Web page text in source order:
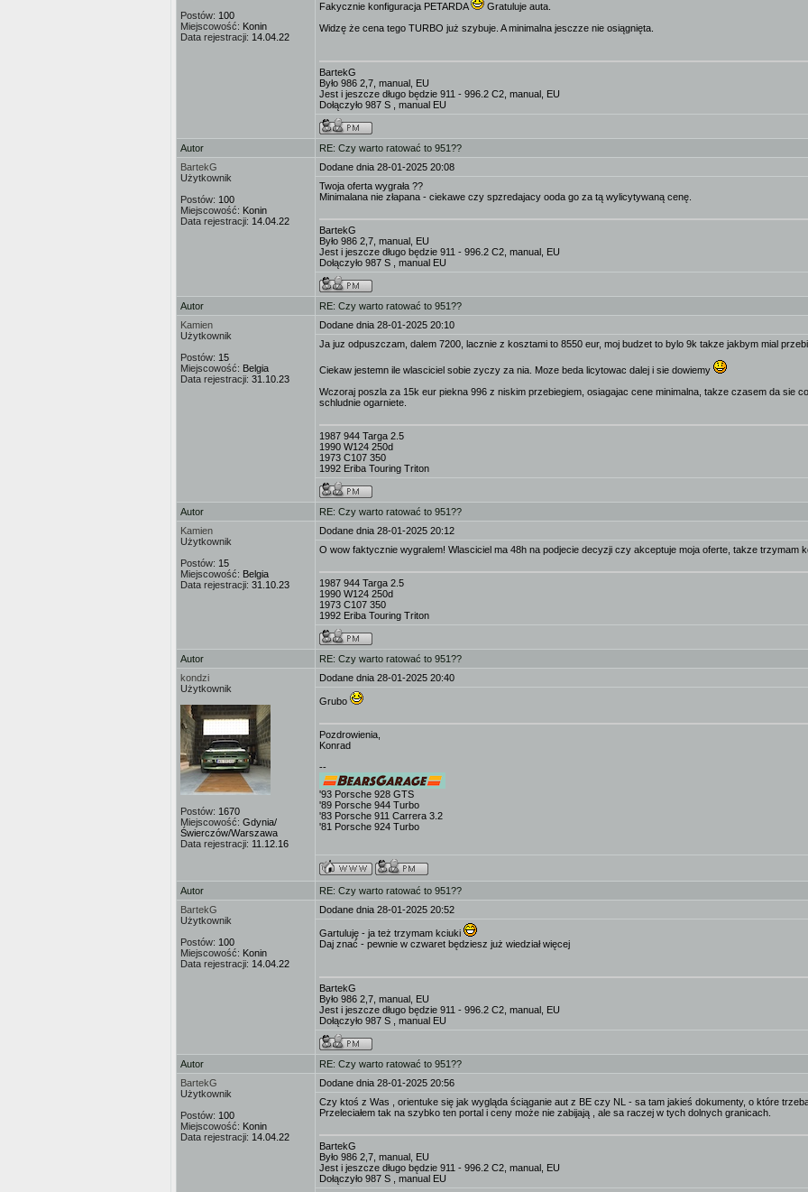
Postów: 100
Miejscowość: Konin
Data rejestracji: 14.04.22
Fakycznie konfiguracja PETARDA
Gratuluje auta.
Widzę że cena tego TURBO już szybuje. A minimalna jesczze nie osiągnięta.
BartekG
Było 986 2,7, manual, EU
Jest i jeszcze długo będzie 911 - 996.2 C2, manual, EU
Dołączyło 987 S , manual EU
Autor
RE: Czy warto ratować to 951??
BartekG
Użytkownik
Postów: 100
Miejscowość: Konin
Data rejestracji: 14.04.22
Dodane dnia 28-01-2025 20:08
Twoja oferta wygrała ??
Minimalana nie złapana - ciekawe czy spzredajacy ooda go za tą wylicytywaną cenę.
BartekG
Było 986 2,7, manual, EU
Jest i jeszcze długo będzie 911 - 996.2 C2, manual, EU
Dołączyło 987 S , manual EU
Autor
RE: Czy warto ratować to 951??
Kamien
Użytkownik
Postów: 15
Miejscowość: Belgia
Data rejestracji: 31.10.23
Dodane dnia 28-01-2025 20:10
Ja juz odpuszczam, dalem 7200, lacznie z kosztami to 8550 eur, moj budzet to bylo 9k takze jakbym mial
Ciekaw jestemn ile wlasciciel sobie zyczy za nia. Moze beda licytowac dalej i sie dowiemy
Wczoraj poszla za 15k eur piekna 996 z niskim przebiegiem, osiagajac cene minimalna, takze czasem da sie
schludnie ogarniete.
1987 944 Targa 2.5
1990 W124 250d
1973 C107 350
1992 Eriba Touring Triton
Autor
RE: Czy warto ratować to 951??
Kamien
Użytkownik
Postów: 15
Miejscowość: Belgia
Data rejestracji: 31.10.23
Dodane dnia 28-01-2025 20:12
O wow faktycznie wygralem! Wlasciciel ma 48h na podjecie decyzji czy akceptuje moja oferte, takze trzymam
1987 944 Targa 2.5
1990 W124 250d
1973 C107 350
1992 Eriba Touring Triton
Autor
RE: Czy warto ratować to 951??
kondzi
Użytkownik
Postów: 1670
Miejscowość: Gdynia/
Świerczów/Warszawa
Data rejestracji: 11.12.16
Dodane dnia 28-01-2025 20:40
Grubo
Pozdrowienia,
Konrad
--
'93 Porsche 928 GTS
'89 Porsche 944 Turbo
'83 Porsche 911 Carrera 3.2
'81 Porsche 924 Turbo
Autor
RE: Czy warto ratować to 951??
BartekG
Użytkownik
Postów: 100
Miejscowość: Konin
Data rejestracji: 14.04.22
Dodane dnia 28-01-2025 20:52
Gartuluję - ja też trzymam kciuki
Daj znać - pewnie w czwaret będziesz już wiedział więcej
BartekG
Było 986 2,7, manual, EU
Jest i jeszcze długo będzie 911 - 996.2 C2, manual, EU
Dołączyło 987 S , manual EU
Autor
RE: Czy warto ratować to 951??
BartekG
Użytkownik
Postów: 100
Miejscowość: Konin
Data rejestracji: 14.04.22
Dodane dnia 28-01-2025 20:56
Czy ktoś z Was , orientuke się jak wygląda ściąganie aut z BE czy NL - sa tam jakieś dokumenty, o które
Przeleciałem tak na szybko ten portal i ceny może nie zabijają , ale sa raczej w tych dolnych granicach.
BartekG
Było 986 2,7, manual, EU
Jest i jeszcze długo będzie 911 - 996.2 C2, manual, EU
Dołączyło 987 S , manual EU